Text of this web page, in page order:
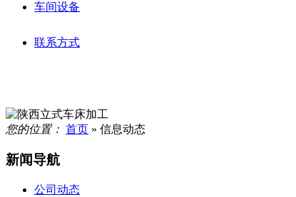
车间设备
联系方式
您的位置： 首页 » 信息动态
新闻导航
公司动态